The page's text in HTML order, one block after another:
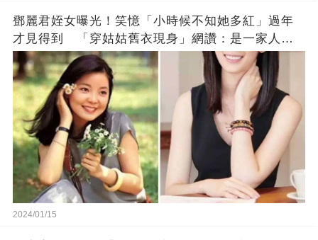
鄧麗君姪女曝光！笑憶「小時候不知她多紅」過年
才見得到 「穿姑姑舊衣現身」網讚：是一家人沒
錯!
2024/01/15